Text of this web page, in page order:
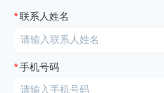
* 联系人姓名
* 手机号码